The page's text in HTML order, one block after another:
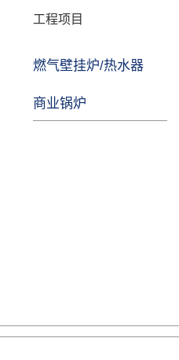
工程项目
燃气壁挂炉/热水器
商业锅炉